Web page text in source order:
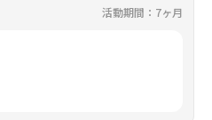
活動期間：7ヶ月